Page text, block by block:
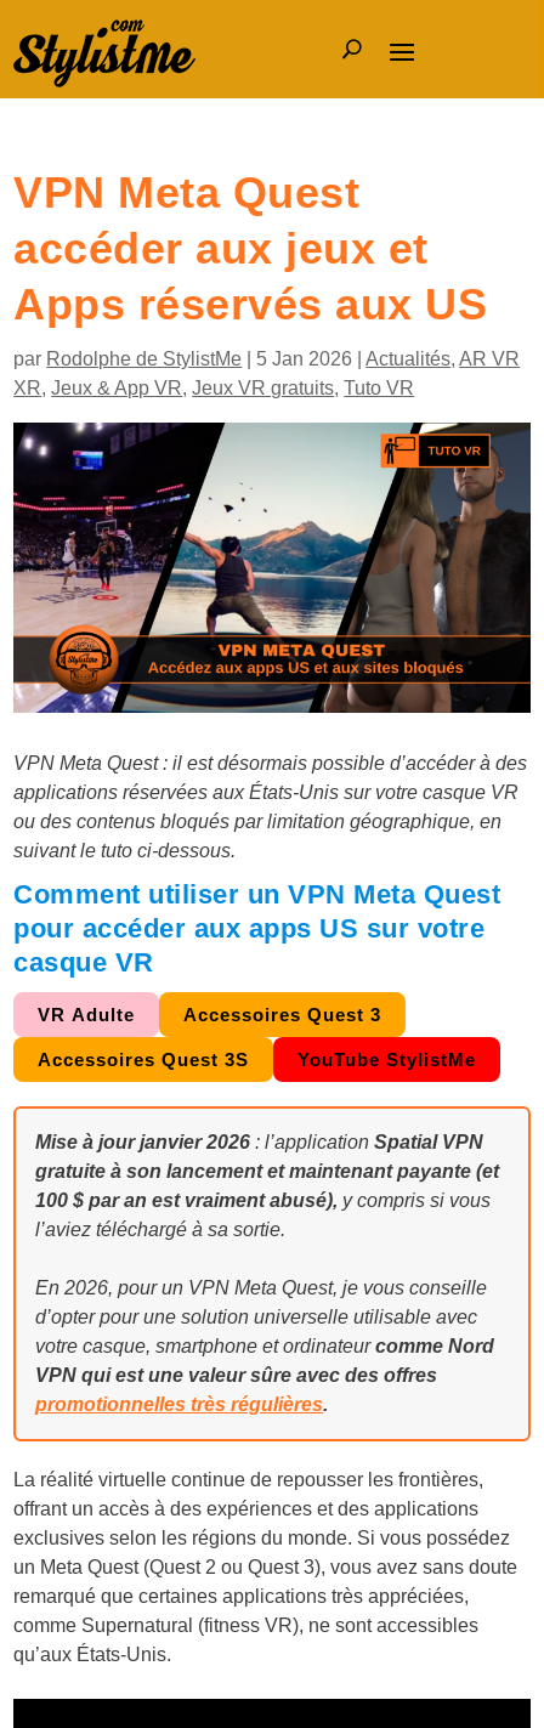
VPN Meta Quest
accéder aux jeux et
Apps réservés aux US
par Rodolphe de StylistMe 5 Jan 2026 |Actualités,AR VR
XR,Jeux & App VR,Jeux VR gratuits,Tuto VR
VPN Meta Quest : il est désormais possible d’accéder à des
applications réservées aux États-Unis sur votre casque VR
ou des contenus bloqués par limitation géographique, en
suivant le tuto ci-dessous.
Comment utiliser un VPN Meta Quest
pour accéder aux apps US sur votre
casque VR
VR Adulte Accessoires Quest 3
Accessoires Quest 3S YouTube StylistMe
Mise à jour janvier 2026 : l’applicationSpatial VPN
gratuite à son lancement et maintenant payante (et
100 $ par an est vraiment abusé), y compris si vous
l’aviez téléchargé à sa sortie.
En 2026, pour un VPN Meta Quest, je vous conseille
d’opter pour une solution universelle utilisable avec
votre casque, smartphone et ordinateurcomme Nord
VPN qui est une valeur sûre avec des offres
promotionnelles très régulières.
La réalité virtuelle continue de repousser les frontières,
offrant un accès à des expériences et des applications
exclusives selon les régions du monde. Si vous possédez
un Meta Quest (Quest 2 ou Quest 3), vous avez sans doute
remarqué que certaines applications très appréciées,
comme Supernatural (fitness VR), ne sont accessibles
qu’aux États-Unis.